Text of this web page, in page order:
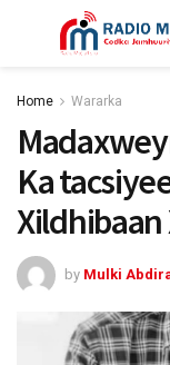
Home Wararka
Ka
Xildhibaan
by Mulki